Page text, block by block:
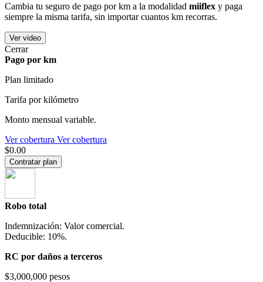
Cambia tu seguro de pago por km a la modalidad miiflex y paga
siempre la misma tarifa, sin importar cuantos km recorras.
Ver video
Cerrar
Pago por km
Plan limitado
Tarifa por kilómetro
Monto mensual variable.
Ver cobertura Ver cobertura
$0.00
Contratar plan
Robo total
Indemnización: Valor comercial.
Deducible: 10%.
RC por daños a terceros
$3,000,000 pesos